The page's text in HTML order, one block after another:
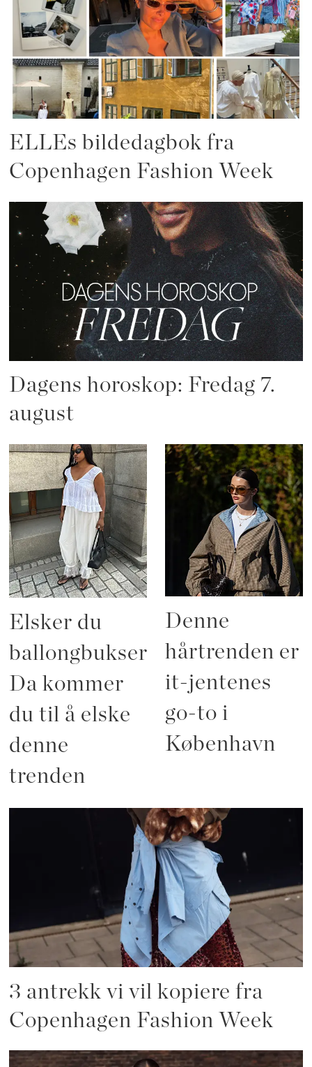
ELLEs bildedagbok fra
Copenhagen Fashion Week
Dagens horoskop: Fredag 7.
august
Elsker du
ballongbukser?
Da kommer
du til å elske
denne
trenden
Denne
hårtrenden er
it-jentenes
go-to i
København
3 antrekk vi vil kopiere fra
Copenhagen Fashion Week